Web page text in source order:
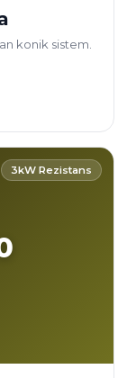
konik sistem.
3kW Rezistans